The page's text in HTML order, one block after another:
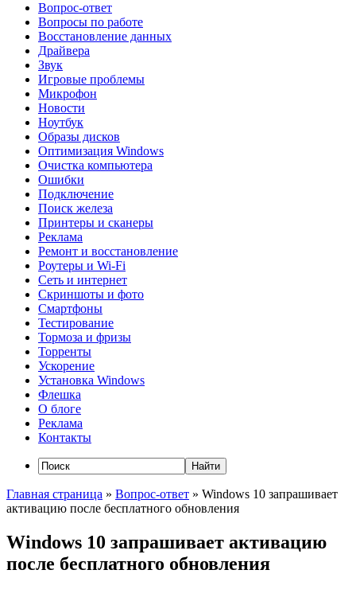
Вопрос-ответ
Вопросы по работе
Восстановление данных
Драйвера
Звук
Игровые проблемы
Микрофон
Новости
Ноутбук
Образы дисков
Оптимизация Windows
Очистка компьютера
Ошибки
Подключение
Поиск железа
Принтеры и сканеры
Реклама
Ремонт и восстановление
Роутеры и Wi-Fi
Сеть и интернет
Скриншоты и фото
Смартфоны
Тестирование
Тормоза и фризы
Торренты
Ускорение
Установка Windows
Флешка
О блоге
Реклама
Контакты
Главная страница » Вопрос-ответ » Windows 10 запрашивает
активацию после бесплатного обновления
Windows 10 запрашивает активацию
после бесплатного обновления